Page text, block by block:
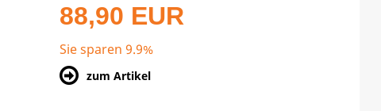
88,90 EUR
Sie sparen 9.9%
zum Artikel